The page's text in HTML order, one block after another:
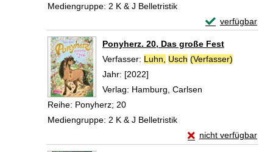
Mediengruppe: 2 K & J Belletristik
verfügbar
Exemplar-
Ponyherz. 20, Das große Fest
Verfasser: Luhn, Usch (Verfasser)
Jahr: [2022]
Verlag: Hamburg, Carlsen
Reihe: Ponyherz; 20
Mediengruppe: 2 K & J Belletristik
nicht verfügbar
Exemplar-Details